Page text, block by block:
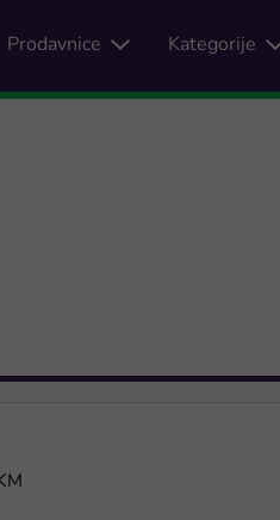
Prodavnice Kategorije